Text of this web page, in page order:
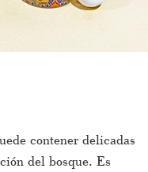
contener delicadas
del bosque. Es